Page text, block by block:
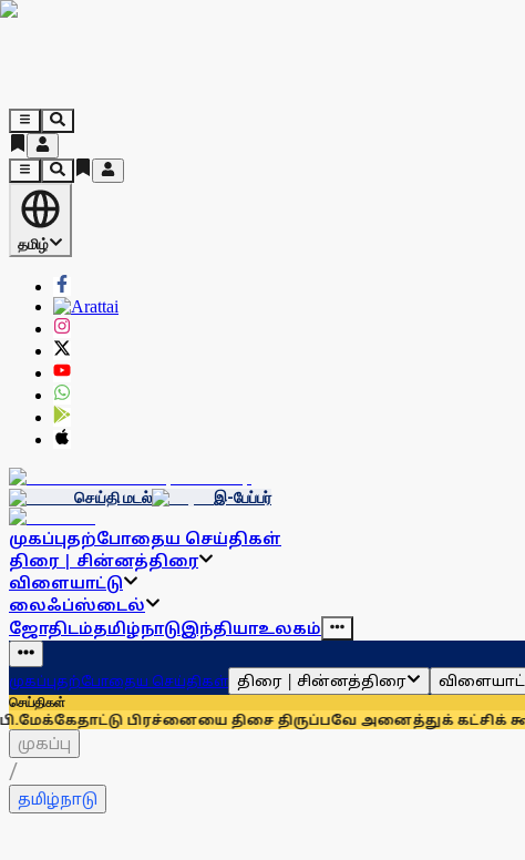
தமிழ்
செய்தி மடல் இ-பேப்பர்
முகப்புதற்போதைய செய்திகள்
திரை | சின்னத்திரை
விளையாட்டு
லைஃப்ஸ்டைல்
ஜோதிடம்தமிழ்நாடுஇந்தியாஉலகம்
முகப்புதற்போதைய செய்திகள் திரை | சின்னத்திரை
செய்திகள்
பிரச்னையை திசை திருப்பவே அனைத்துக் கட்சிக் கூட்டம்:
முகப்பு
/
தமிழ்நாடு